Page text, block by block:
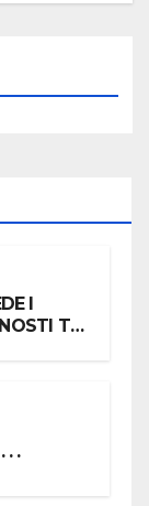
I
TE
. .